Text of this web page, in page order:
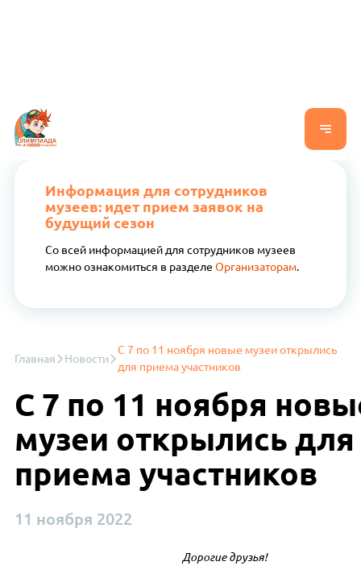
Информация для сотрудников
музеев: идет прием заявок на
будущий сезон
Со всей информацией для сотрудников музеев
можно ознакомиться в разделе Организаторам.
Главная Новости
С 7 по 11 ноября новые музеи открылись
для приема участников
С 7 по 11 ноября
музеи открылись для
приема участников
11 ноября 2022
Дорогие друзья!